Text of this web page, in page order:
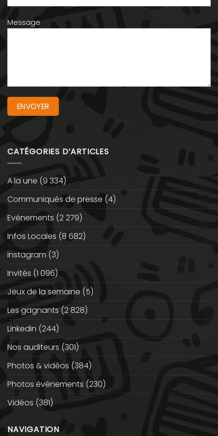
Message
CATÉGORIES D’ARTICLES
A la une (9 334)
Communiqués de presse (4)
Evénements (2 279)
Infos Locales (8 682)
instagram (3)
Invités (1 096)
Jeux de la semaine (5)
Les gagnants (2 828)
Linkedin (244)
Nos auditeurs (301)
Photos & vidéos (384)
Photos événements (230)
Vidéos (381)
NAVIGATION